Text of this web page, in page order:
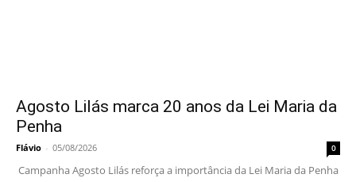
Agosto Lilás marca 20 anos da Lei Maria da
Penha
Flávio - 05/08/2026 0
Campanha Agosto Lilás reforça a importância da Lei Maria da Penha